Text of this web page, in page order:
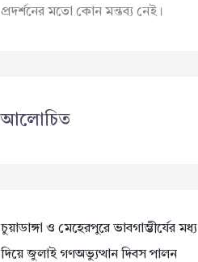
প্রদর্শনের মতো কোন মন্তব্য নেই।
আলোচিত
চুয়াডাঙ্গা ও মেহেরপুরে ভাবগাম্ভীর্যের মধ্য
দিয়ে জুলাই গণঅভ্যুত্থান দিবস পালন